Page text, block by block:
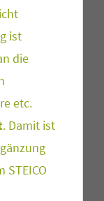
ist
die
etc.
. Damit ist
STEICO